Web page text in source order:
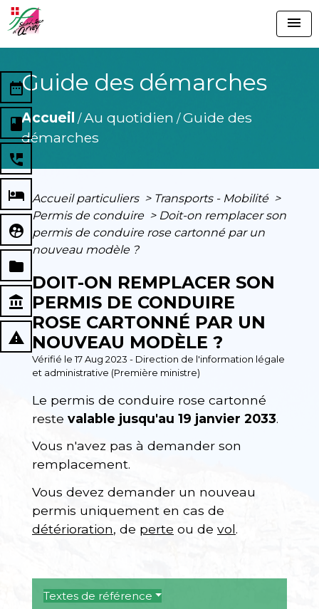
menu
Guide des démarches
Accueil /Au quotidien /Guide des
démarches
date_range
book
perm_phone_msg
local_hotel
supervised_user_circle
folder
account_balance
report_problem
Accueil particuliers > Transports - Mobilité >
Permis de conduire > Doit-on remplacer son
permis de conduire rose cartonné par un
nouveau modèle ?
DOIT-ON REMPLACER SON
PERMIS DE CONDUIRE
ROSE CARTONNÉ PAR UN
NOUVEAU MODÈLE ?
Vérifié le 17 Aug 2023 - Direction de l'information légale
et administrative (Première ministre)
Le permis de conduire rose cartonné
reste valable jusqu'au 19 janvier 2033.
Vous n'avez pas à demander son
remplacement.
Vous devez demander un nouveau
permis uniquement en cas de
détérioration, de perte ou de vol.
Textes de référence